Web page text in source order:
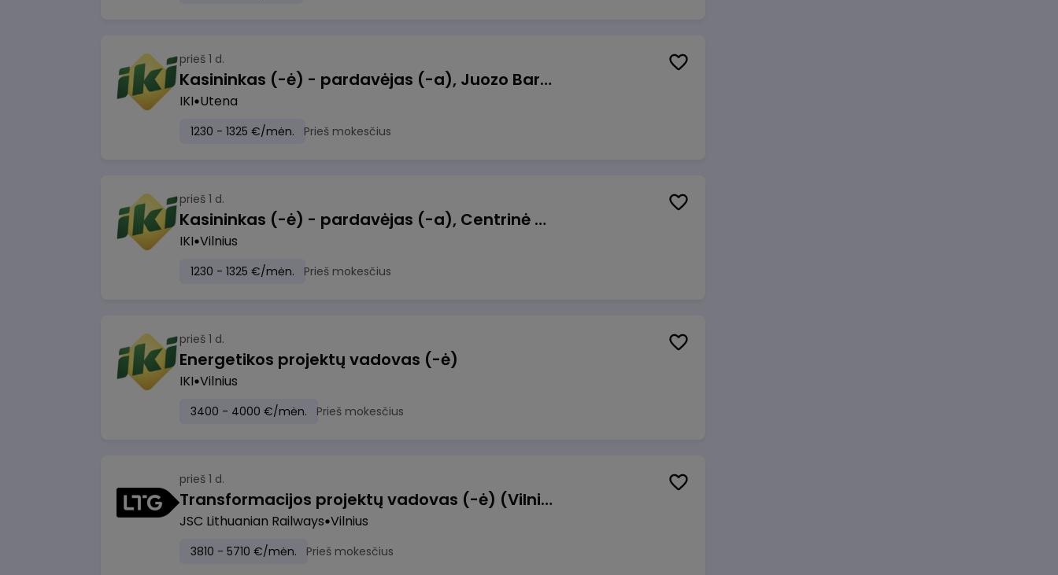
prieš 1 d.
Kasininkas (-ė) - pardavėjas (-a), Juozo Bartašiaus g. 1, Utena
IKI Utena
1230 - 1325 €/mėn. Prieš mokesčius
prieš 1 d.
Kasininkas (-ė) - pardavėjas (-a), Centrinė g. 62, Galgiai
IKI Vilnius
1230 - 1325 €/mėn. Prieš mokesčius
prieš 1 d.
Energetikos projektų vadovas (-ė)
IKI Vilnius
3400 - 4000 €/mėn. Prieš mokesčius
prieš 1 d.
Transformacijos projektų vadovas (-ė) (Vilnius, LT)
JSC Lithuanian Railways Vilnius
3810 - 5710 €/mėn. Prieš mokesčius